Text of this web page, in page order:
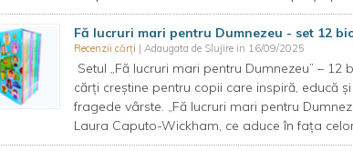
Fă lucruri mari pentru Dumnezeu - set 12
Recenzii cărți | Adaugata de Slujire in 16/09/2025
Setul „Fă lucruri mari pentru Dumnezeu” –
cărți creștine pentru copii care inspiră, educă
fragede vârste. „Fă lucruri mari pentru
Laura Caputo-Wickham, ce aduce în fața